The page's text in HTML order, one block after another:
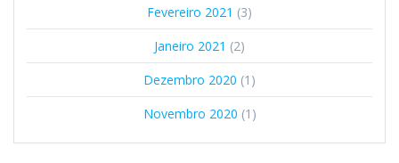
Fevereiro 2021 (3)
Janeiro 2021 (2)
Dezembro 2020 (1)
Novembro 2020 (1)